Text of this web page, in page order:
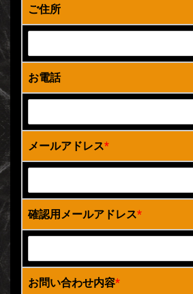
ご住所
お電話
メールアドレス*
確認用メールアドレス*
お問い合わせ内容*